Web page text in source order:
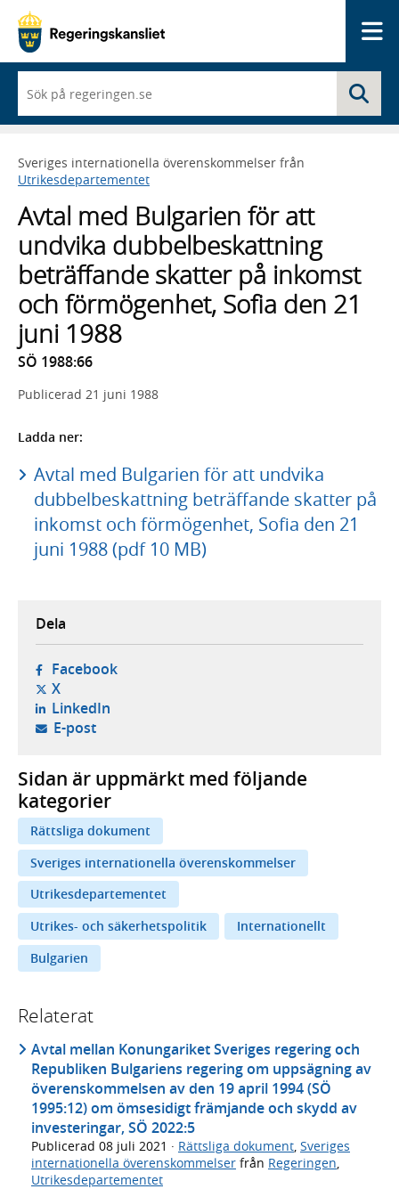
du
börjar
skriva
framträder
en
med
sökförslag
Sveriges internationella överenskommelser från
Utrikesdepartementet
Avtal med Bulgarien för att
undvika dubbelbeskattning
beträffande skatter på inkomst
och förmögenhet, Sofia den 21
juni 1988
SÖ 1988:66
Publicerad 21 juni 1988
Ladda ner:
Avtal med Bulgarien för att undvika
dubbelbeskattning beträffande skatter på
inkomst och förmögenhet, Sofia den 21
juni 1988 (pdf 10 MB)
Dela
Facebook- öppnas i ny flik, extern webbplats,
X- öppnas i ny flik, extern webbplats,
LinkedIn- öppnas i ny flik, extern webbplats,
E-post- öppnar din e-postklient,
Sidan är uppmärkt med följande
kategorier
Rättsliga dokument
Sveriges internationella överenskommelser
Utrikesdepartementet
Utrikes- och säkerhetspolitik
Internationellt
Bulgarien
Relaterat
Avtal mellan Konungariket Sveriges regering och
Republiken Bulgariens regering om uppsägning av
överenskommelsen av den 19 april 1994 (SÖ
1995:12) om ömsesidigt främjande och skydd av
investeringar, SÖ 2022:5
Publicerad 08 juli 2021 · Rättsliga dokument Sveriges
internationella överenskommelser från Regeringen
Utrikesdepartementet